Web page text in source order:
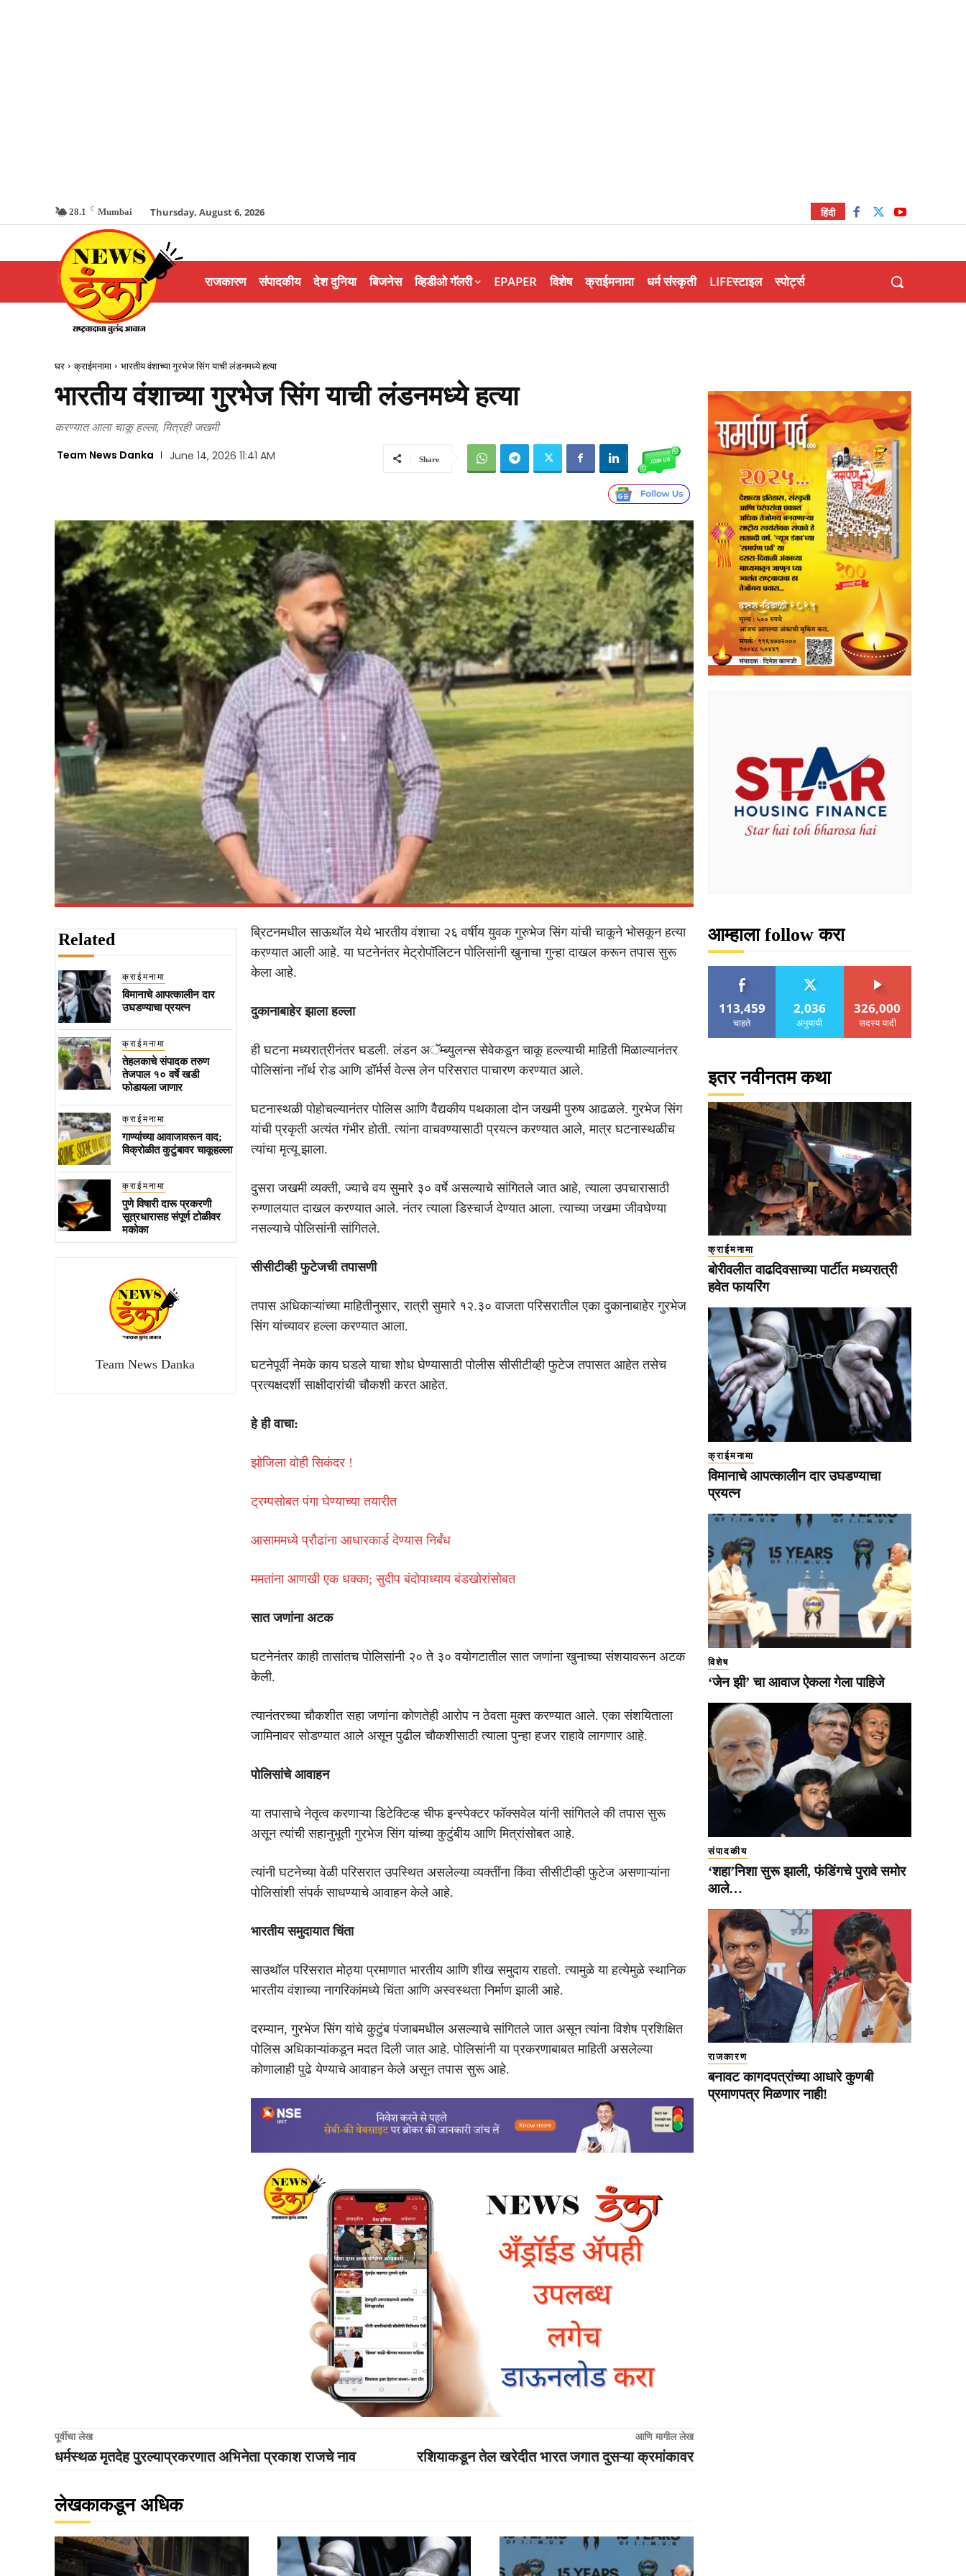
28.1 C Mumbai Thursday, August 6, 2026 हिंदी
राजकारण संपादकीय देश दुनिया बिजनेस व्हिडीओ गॅलरी EPAPER विशेष क्राईमनामा धर्म संस्कृती LIFEस्टाइल स्पोर्ट्स
घर क्राईमनामा भारतीय वंशाच्या गुरभेज सिंग याची लंडनमध्ये हत्या
भारतीय वंशाच्या गुरभेज सिंग याची लंडनमध्ये हत्या
करण्यात आला चाकू हल्ला, मित्रही जखमी
Team News Danka June 14, 2026 11:41 AM Share
Related
क्राईमनामा
विमानाचे आपत्कालीन दार
उघडण्याचा प्रयत्न
क्राईमनामा
तेहलकाचे संपादक तरुण
तेजपाल १० वर्षे खडी
फोडायला जाणार
क्राईमनामा
गाण्यांच्या आवाजावरून वाद;
विक्रोळीत कुटुंबावर चाकूहल्ला
क्राईमनामा
पुणे विषारी दारू प्रकरणी
सूत्रधारासह संपूर्ण टोळीवर
मकोका
Team News Danka
ब्रिटनमधील साऊथॉल येथे भारतीय वंशाचा २६ वर्षीय युवक गुरुभेज सिंग यांची चाकूने भोसकून हत्या
करण्यात आली आहे. या घटनेनंतर मेट्रोपॉलिटन पोलिसांनी खुनाचा गुन्हा दाखल करून तपास सुरू
केला आहे.
दुकानाबाहेर झाला हल्ला
ही घटना मध्यरात्रीनंतर घडली. लंडन अॅम्ब्युलन्स सेवेकडून चाकू हल्ल्याची माहिती मिळाल्यानंतर
पोलिसांना नॉर्थ रोड आणि डॉर्मर्स वेल्स लेन परिसरात पाचारण करण्यात आले.
घटनास्थळी पोहोचल्यानंतर पोलिस आणि वैद्यकीय पथकाला दोन जखमी पुरुष आढळले. गुरभेज सिंग
यांची प्रकृती अत्यंत गंभीर होती. त्यांना वाचवण्यासाठी प्रयत्न करण्यात आले, मात्र घटनास्थळीच
त्यांचा मृत्यू झाला.
दुसरा जखमी व्यक्ती, ज्याचे वय सुमारे ३० वर्षे असल्याचे सांगितले जात आहे, त्याला उपचारासाठी
रुग्णालयात दाखल करण्यात आले. नंतर त्याला डिस्चार्ज देण्यात आला. त्याच्या जखमा जीवघेण्या
नसल्याचे पोलिसांनी सांगितले.
सीसीटीव्ही फुटेजची तपासणी
तपास अधिकाऱ्यांच्या माहितीनुसार, रात्री सुमारे १२.३० वाजता परिसरातील एका दुकानाबाहेर गुरभेज
सिंग यांच्यावर हल्ला करण्यात आला.
घटनेपूर्वी नेमके काय घडले याचा शोध घेण्यासाठी पोलीस सीसीटीव्ही फुटेज तपासत आहेत तसेच
प्रत्यक्षदर्शी साक्षीदारांची चौकशी करत आहेत.
हे ही वाचा:
झोजिला वोही सिकंदर !
ट्रम्पसोबत पंगा घेण्याच्या तयारीत
आसाममध्ये प्रौढांना आधारकार्ड देण्यास निर्बंध
ममतांना आणखी एक धक्का; सुदीप बंदोपाध्याय बंडखोरांसोबत
सात जणांना अटक
घटनेनंतर काही तासांतच पोलिसांनी २० ते ३० वयोगटातील सात जणांना खुनाच्या संशयावरून अटक
केली.
त्यानंतरच्या चौकशीत सहा जणांना कोणतेही आरोप न ठेवता मुक्त करण्यात आले. एका संशयिताला
जामिनावर सोडण्यात आले असून पुढील चौकशीसाठी त्याला पुन्हा हजर राहावे लागणार आहे.
पोलिसांचे आवाहन
या तपासाचे नेतृत्व करणाऱ्या डिटेक्टिव्ह चीफ इन्स्पेक्टर फॉक्सवेल यांनी सांगितले की तपास सुरू
असून त्यांची सहानुभूती गुरभेज सिंग यांच्या कुटुंबीय आणि मित्रांसोबत आहे.
त्यांनी घटनेच्या वेळी परिसरात उपस्थित असलेल्या व्यक्तींना किंवा सीसीटीव्ही फुटेज असणाऱ्यांना
पोलिसांशी संपर्क साधण्याचे आवाहन केले आहे.
भारतीय समुदायात चिंता
साउथॉल परिसरात मोठ्या प्रमाणात भारतीय आणि शीख समुदाय राहतो. त्यामुळे या हत्येमुळे स्थानिक
भारतीय वंशाच्या नागरिकांमध्ये चिंता आणि अस्वस्थता निर्माण झाली आहे.
दरम्यान, गुरभेज सिंग यांचे कुटुंब पंजाबमधील असल्याचे सांगितले जात असून त्यांना विशेष प्रशिक्षित
पोलिस अधिकाऱ्यांकडून मदत दिली जात आहे. पोलिसांनी या प्रकरणाबाबत माहिती असलेल्या
कोणालाही पुढे येण्याचे आवाहन केले असून तपास सुरू आहे.
पूर्वीचा लेख
धर्मस्थळ मृतदेह पुरल्याप्रकरणात अभिनेता प्रकाश राजचे नाव
आणि मागील लेख
रशियाकडून तेल खरेदीत भारत जगात दुसऱ्या क्रमांकावर
लेखकाकडून अधिक
आम्हाला follow करा
113,459
चाहते
2,036
अनुयायी
326,000
सदस्य यादी
इतर नवीनतम कथा
क्राईमनामा
बोरीवलीत वाढदिवसाच्या पार्टीत मध्यरात्री
हवेत फायरिंग
क्राईमनामा
विमानाचे आपत्कालीन दार उघडण्याचा
प्रयत्न
विशेष
‘जेन झी’ चा आवाज ऐकला गेला पाहिजे
संपादकीय
‘शहा’निशा सुरू झाली, फंडिंगचे पुरावे समोर
आले…
राजकारण
बनावट कागदपत्रांच्या आधारे कुणबी
प्रमाणपत्र मिळणार नाही!